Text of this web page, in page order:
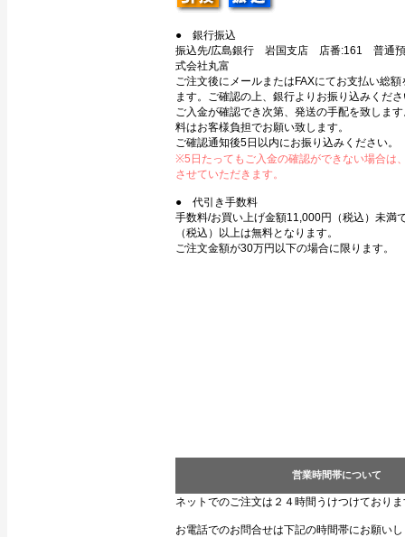
● 銀行振込
振込先/広島銀行 岩国支店 店番:161 普通
式会社丸富
ご注文後にメールまたはFAXにてお支払い総
ます。ご確認の上、銀行よりお振り込みくだ
ご入金が確認でき次第、発送の手配を致しま
料はお客様負担でお願い致します。
ご確認通知後5日以内にお振り込みください。
※5日たってもご入金の確認ができない場合は
させていただきます。
● 代引き手数料
手数料/お買い上げ金額11,000円（税込）未満
（税込）以上は無料となります。
ご注文金額が30万円以下の場合に限ります。
営業時間帯について
ネットでのご注文は２４時間うけつけており
お電話でのお問合せは下記の時間帯にお願い